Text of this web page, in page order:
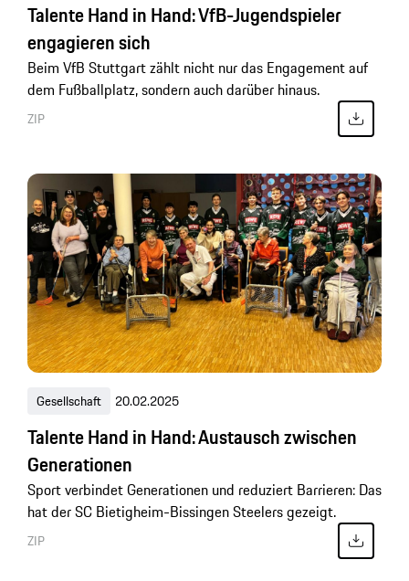
Talente Hand in Hand: VfB-Jugendspieler
engagieren sich
Beim VfB Stuttgart zählt nicht nur das Engagement auf
dem Fußballplatz, sondern auch darüber hinaus.
ZIP
Gesellschaft 20.02.2025
Talente Hand in Hand: Austausch zwischen
Generationen
Sport verbindet Generationen und reduziert Barrieren: Das
hat der SC Bietigheim-Bissingen Steelers gezeigt.
ZIP